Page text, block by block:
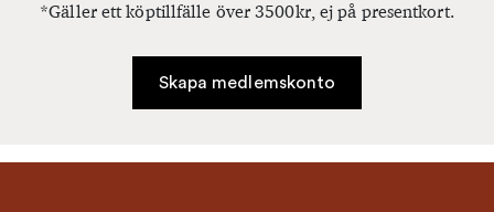
*Gäller ett köptillfälle över 3500kr, ej på presentkort.
Skapa medlemskonto